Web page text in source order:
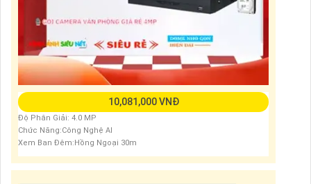
10,081,000 VNĐ
Độ Phân Giải: 4.0 MP
Chức Năng:Công Nghệ AI
Xem Ban Đêm:Hồng Ngoại 30m